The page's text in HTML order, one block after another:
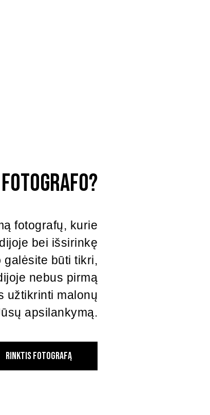
fotografo?
fotografų, kurie
bei išsirinkę
galėsite būti tikri,
nebus pirmą
užtikrinti malonų
apsilankymą.
RINKTIS FOTOGRAFĄ